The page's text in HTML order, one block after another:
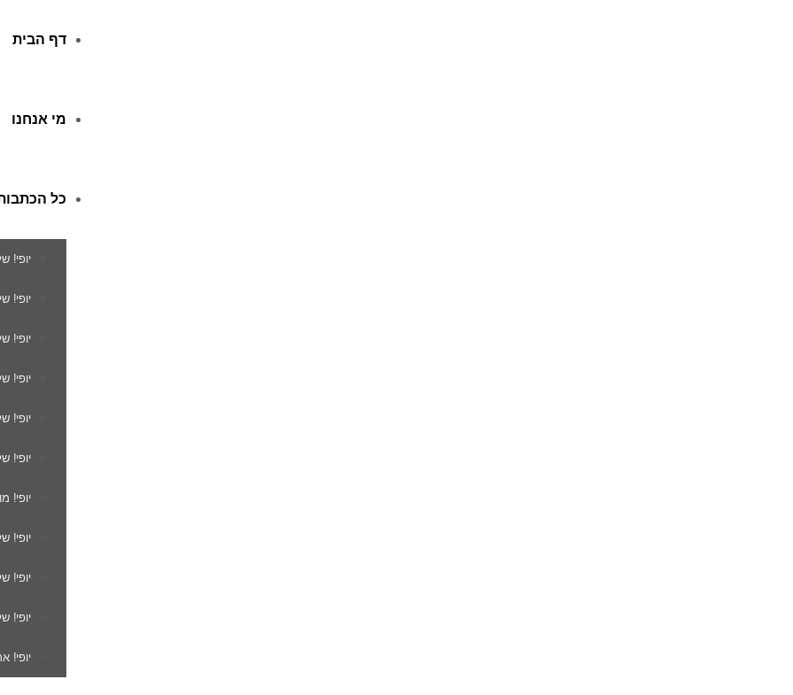
דף הבית
מי אנחנו
כל
יופי!
יופי!
יופי!
יופי!
יופי!
יופי!
יופי!
יופי!
יופי!
יופי!
יופי!